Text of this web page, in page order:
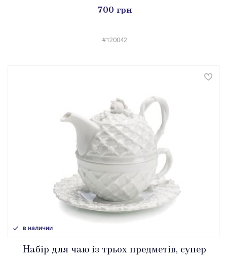
700 грн
#120042
в наличии
Набір для чаю із трьох предметів, супер